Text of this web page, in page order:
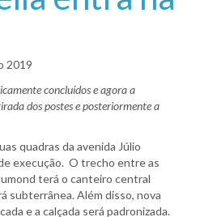
2019
concluídos e agora a
dos postes e posteriormente a
quadras da avenida Júlio
execução. O trecho entre as
terá o canteiro central
subterrânea. Além disso, nova
e a calçada será padronizada.